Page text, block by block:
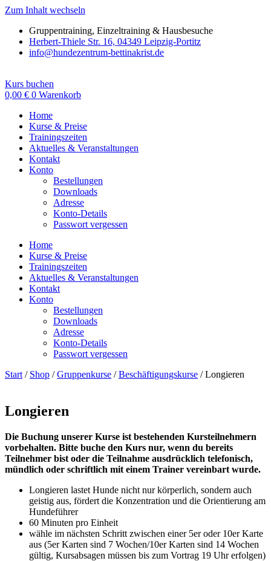
Zum Inhalt wechseln
Gruppentraining, Einzeltraining & Hausbesuche
Herbert-Thiele Str. 16, 04349 Leipzig-Portitz
info@hundezentrum-bettinakrist.de
Kurs buchen
0,00 € 0 Warenkorb
Home
Kurse & Preise
Trainingszeiten
Aktuelles & Veranstaltungen
Kontakt
Konto
Bestellungen
Downloads
Adresse
Konto-Details
Passwort vergessen
Home
Kurse & Preise
Trainingszeiten
Aktuelles & Veranstaltungen
Kontakt
Konto
Bestellungen
Downloads
Adresse
Konto-Details
Passwort vergessen
Start / Shop /Gruppenkurse /Beschäftigungskurse / Longieren
Longieren
Die Buchung unserer Kurse ist bestehenden Kursteilnehmern
vorbehalten. Bitte buche den Kurs nur, wenn du bereits
Teilnehmer bist oder die Teilnahme ausdrücklich telefonisch,
mündlich oder schriftlich mit einem Trainer vereinbart wurde.
Longieren lastet Hunde nicht nur körperlich, sondern auch
geistig aus, fördert die Konzentration und die Orientierung am
Hundeführer
60 Minuten pro Einheit
wähle im nächsten Schritt zwischen einer 5er oder 10er Karte
aus (5er Karten sind 7 Wochen/10er Karten sind 14 Wochen
gültig, Kursabsagen müssen bis zum Vortrag 19 Uhr erfolgen)